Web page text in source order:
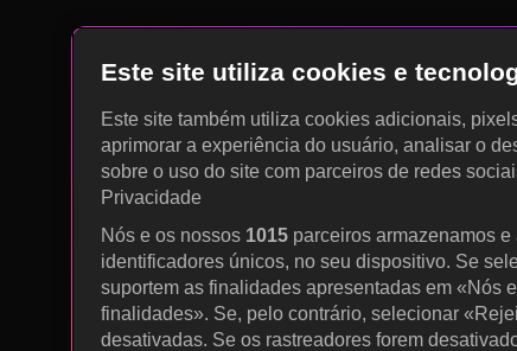
Este site utiliza cookies e
Este site também utiliza cookies adicionais,
aprimorar a experiência do usuário, analisar o
sobre o uso do site com parceiros de redes
Privacidade
Nós e os nossos 1015 parceiros armazenamos
identificadores únicos, no seu dispositivo. Se
suportem as finalidades apresentadas em «Nós
finalidades». Se, pelo contrário, selecionar
desativadas. Se os rastreadores forem